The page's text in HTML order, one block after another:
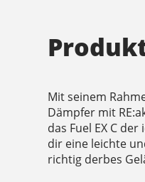
Mit seinem
Dämpfer mit
das Fuel EX C
dir eine leichte
richtig derbes